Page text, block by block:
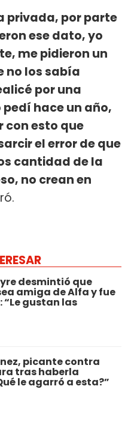
privada, por parte
ese dato, yo
me pidieron un
no los sabía
por una
hace un año,
con esto que
el error de que
cantidad de la
no crean en
desmintió que
amiga de Alfa y fue
gustan las
picante contra
tras haberla
le agarró a esta?”